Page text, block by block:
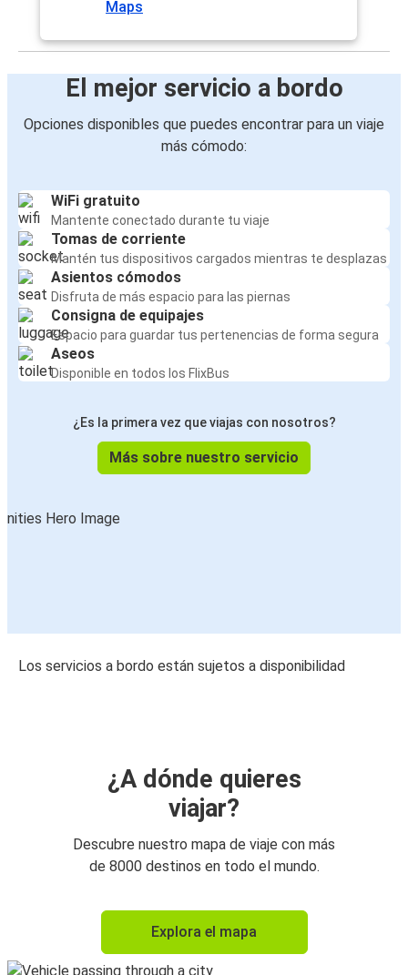
Maps
El mejor servicio a bordo
Opciones disponibles que puedes encontrar para un viaje
más cómodo:
WiFi gratuito
Mantente conectado durante tu viaje
Tomas de corriente
Mantén tus dispositivos cargados mientras te desplazas
Asientos cómodos
Disfruta de más espacio para las piernas
Consigna de equipajes
Espacio para guardar tus pertenencias de forma segura
Aseos
Disponible en todos los FlixBus
¿Es la primera vez que viajas con nosotros?
Más sobre nuestro servicio
Los servicios a bordo están sujetos a disponibilidad
¿A dónde quieres
viajar?
Descubre nuestro mapa de viaje con más
de 8000 destinos en todo el mundo.
Explora el mapa